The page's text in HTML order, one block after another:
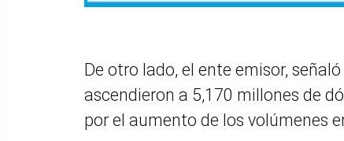
De otro lado, el ente emisor,
ascendieron a 5,170 millones de
por el aumento de los volúmenes